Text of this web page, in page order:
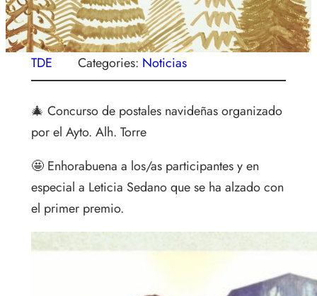
TDE Categories: Noticias
🎄 Concurso de postales navideñas organizado
por el Ayto. Alh. Torre
🤩 Enhorabuena a los/as participantes y en
especial a Leticia Sedano que se ha alzado con
el primer premio.